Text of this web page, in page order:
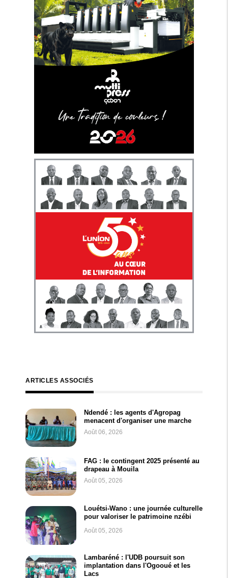
ARTICLES ASSOCIÉS
Ndendé : les agents d'Agropag
menacent d'organiser une marche
Août 06, 2026
FAG : le contingent 2025 présenté au
drapeau à Mouila
Août 05, 2026
Louétsi-Wano : une journée culturelle
pour valoriser le patrimoine nzébi
Août 05, 2026
Lambaréné : l'UDB poursuit son
implantation dans l'Ogooué et les
Lacs